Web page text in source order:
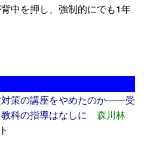
中を押し、強制的にでも1年
対策の講座をやめたのか――受
科の指導はなしに
森川林